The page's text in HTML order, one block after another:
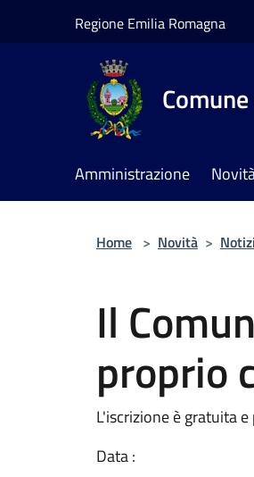
Regione Emilia Romagna
Amministrazione
Home > Novità >
Il
proprio
L'iscrizione è gratuita
Data :